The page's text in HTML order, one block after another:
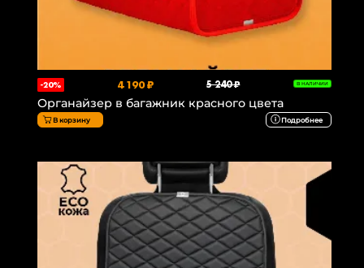
-20% 4 190 ₽ 5 240 ₽ В НАЛИЧИИ
Органайзер в багажник красного цвета
В корзину Подробнее